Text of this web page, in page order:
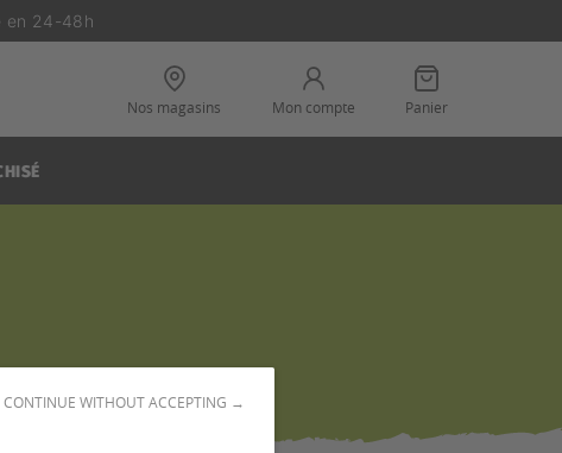
CONTINUE WITHOUT ACCEPTING →
en 24-48h
Nos magasins Mon compte Panier